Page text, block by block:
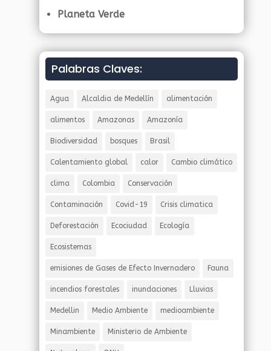
Planeta Verde
Palabras Claves:
Agua Alcaldia de Medellín alimentación
alimentos Amazonas Amazonía
Biodiversidad bosques Brasil
Calentamiento global calor Cambio climático
clima Colombia Conservación
Contaminación Covid-19 Crisis climatica
Deforestación Ecociudad Ecología
Ecosistemas
emisiones de Gases de Efecto Invernadero Fauna
incendios forestales inundaciones Lluvias
Medellin Medio Ambiente medioambiente
Minambiente Ministerio de Ambiente